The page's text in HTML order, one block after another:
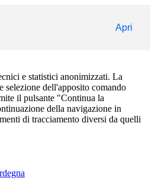
Apri
e statistici anonimizzati. La
selezione dell'apposito comando
il pulsante "Continua la
della navigazione in
di tracciamento diversi da quelli